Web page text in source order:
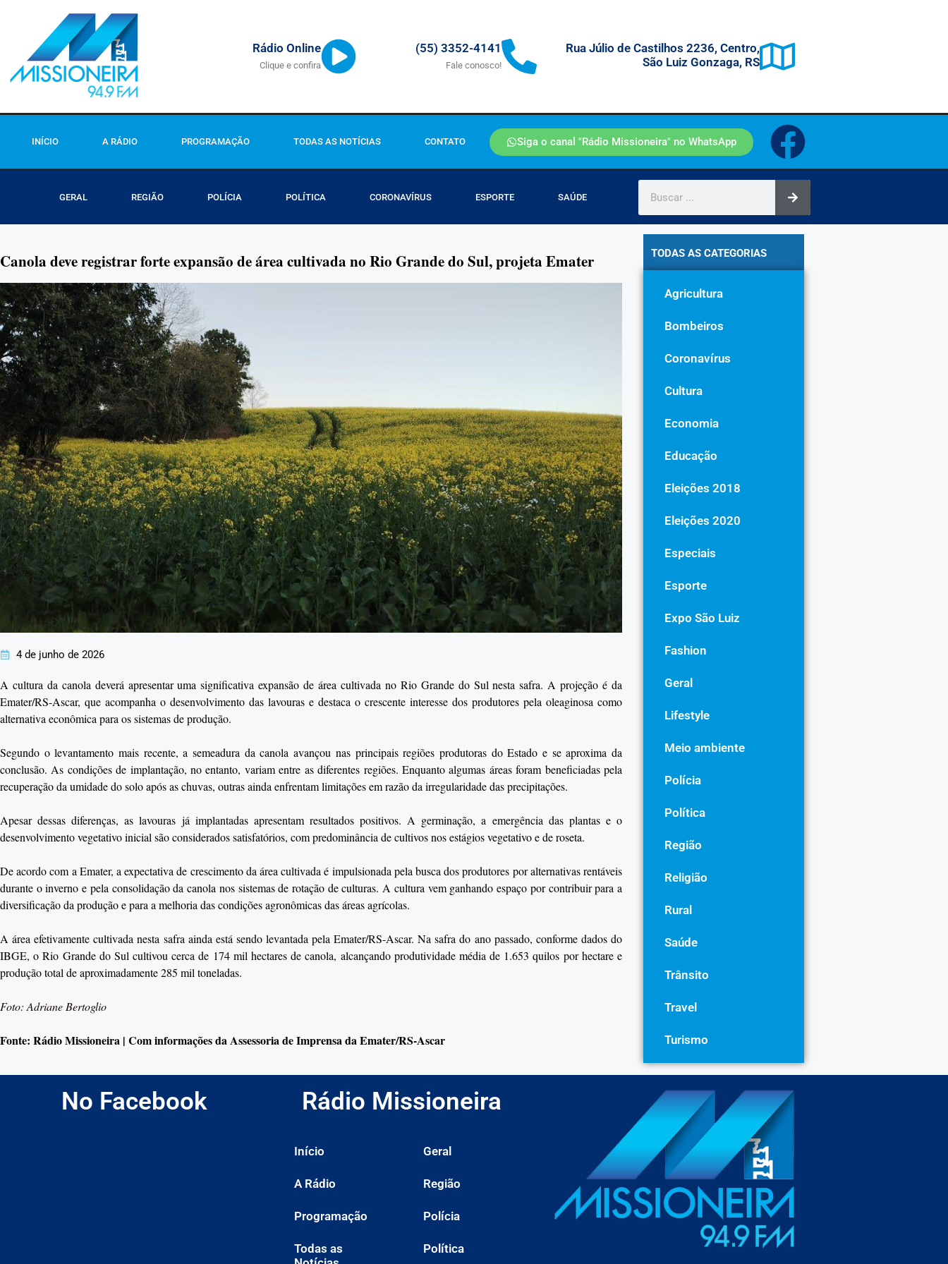
Rádio Online
Clique e confira
(55) 3352-4141
Fale conosco!
Rua Júlio de Castilhos 2236, Centro,
São Luiz Gonzaga, RS
INÍCIO A RÁDIO PROGRAMAÇÃO TODAS AS NOTÍCIAS CONTATO Siga o canal "Rádio Missioneira" no WhatsApp
GERAL REGIÃO POLÍCIA POLÍTICA CORONAVÍRUS ESPORTE SAÚDE
Canola deve registrar forte expansão de área cultivada no Rio Grande do Sul, projeta Emater
4 de junho de 2026
A cultura da canola deverá apresentar uma significativa expansão de área cultivada no Rio Grande do Sul nesta safra. A projeção é da
Emater/RS-Ascar, que acompanha o desenvolvimento das lavouras e destaca o crescente interesse dos produtores pela oleaginosa como
alternativa econômica para os sistemas de produção.
Segundo o levantamento mais recente, a semeadura da canola avançou nas principais regiões produtoras do Estado e se aproxima da
conclusão. As condições de implantação, no entanto, variam entre as diferentes regiões. Enquanto algumas áreas foram beneficiadas pela
recuperação da umidade do solo após as chuvas, outras ainda enfrentam limitações em razão da irregularidade das precipitações.
Apesar dessas diferenças, as lavouras já implantadas apresentam resultados positivos. A germinação, a emergência das plantas e o
desenvolvimento vegetativo inicial são considerados satisfatórios, com predominância de cultivos nos estágios vegetativo e de roseta.
De acordo com a Emater, a expectativa de crescimento da área cultivada é impulsionada pela busca dos produtores por alternativas rentáveis
durante o inverno e pela consolidação da canola nos sistemas de rotação de culturas. A cultura vem ganhando espaço por contribuir para a
diversificação da produção e para a melhoria das condições agronômicas das áreas agrícolas.
A área efetivamente cultivada nesta safra ainda está sendo levantada pela Emater/RS-Ascar. Na safra do ano passado, conforme dados do
IBGE, o Rio Grande do Sul cultivou cerca de 174 mil hectares de canola, alcançando produtividade média de 1.653 quilos por hectare e
produção total de aproximadamente 285 mil toneladas.
Foto: Adriane Bertoglio
Fonte: Rádio Missioneira | Com informações da Assessoria de Imprensa da Emater/RS-Ascar
TODAS AS CATEGORIAS
Agricultura
Bombeiros
Coronavírus
Cultura
Economia
Educação
Eleições 2018
Eleições 2020
Especiais
Esporte
Expo São Luiz
Fashion
Geral
Lifestyle
Meio ambiente
Polícia
Política
Região
Religião
Rural
Saúde
Trânsito
Travel
Turismo
No Facebook Rádio Missioneira
Início
A Rádio
Programação
Todas as
Geral
Região
Polícia
Política